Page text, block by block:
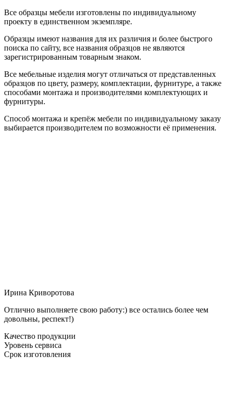
Все образцы мебели изготовлены по индивидуальному
проекту в единственном экземпляре.
Образцы имеют названия для их различия и более быстрого
поиска по сайту, все названия образцов не являются
зарегистрированным товарным знаком.
Все мебельные изделия могут отличаться от представленных
образцов по цвету, размеру, комплектации, фурнитуре, а также
способами монтажа и производителями комплектующих и
фурнитуры.
Способ монтажа и крепёж мебели по индивидуальному заказу
выбирается производителем по возможности её применения.
Ирина Криворотова
Отлично выполняете свою работу:) все остались более чем
довольны, респект!)
Качество продукции
Уровень сервиса
Срок изготовления